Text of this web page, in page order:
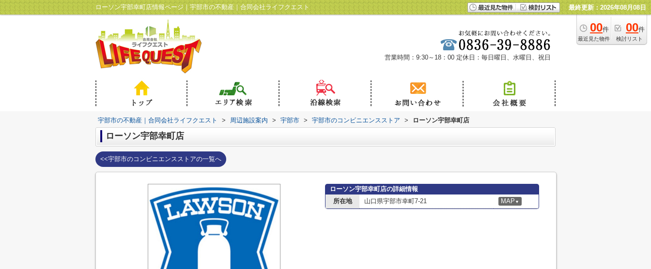
ローソン宇部幸町店情報ページ｜宇部市の不動産｜合同会社ライフクエスト 最終更新：2026年08月08日
00件
最近見た物件
00件
検討リスト
営業時間：9:30～18：00 定休日：毎日曜日、水曜日、祝日
宇部市の不動産｜合同会社ライフクエスト > 周辺施設案内 > 宇部市 > 宇部市のコンビニエンスストア > ローソン宇部幸町店
ローソン宇部幸町店
<<宇部市のコンビニエンスストアの一覧へ
ローソン宇部幸町店の詳細情報
所在地
山口県宇部市幸町7-21 MAP ▼